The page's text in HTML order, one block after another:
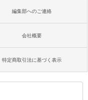
編集部へのご連絡
会社概要
特定商取引法に基づく表示